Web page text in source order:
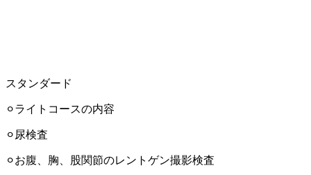
スタンダード
⚪︎ライトコースの内容
⚪︎尿検査
⚪︎お腹、胸、股関節のレントゲン撮影検査